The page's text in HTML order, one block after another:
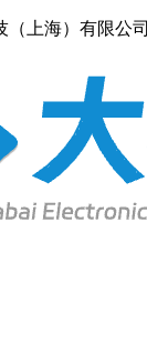
（上海）有限公司